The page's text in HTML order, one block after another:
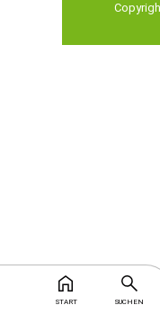
START SUCHEN